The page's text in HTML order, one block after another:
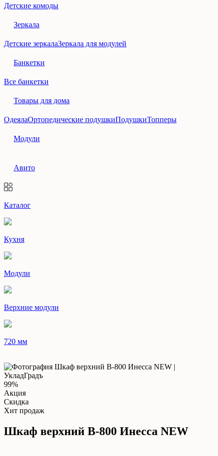
Детские комоды
Зеркала
Детские зеркалаЗеркала для модулей
Банкетки
Все банкетки
Товары для дома
ОдеялаОртопедические подушкиПодушкиТопперы
Модули
Авито
Каталог
Кухня
Модули
Верхние модули
720 мм
99%
Акция
Скидка
Хит продаж
Шкаф верхний В-800 Инесса NEW